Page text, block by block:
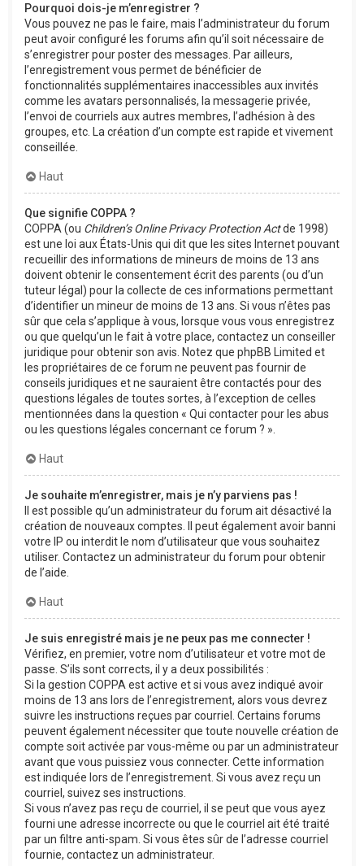
Pourquoi dois-je m’enregistrer ?
Vous pouvez ne pas le faire, mais l’administrateur du forum
peut avoir configuré les forums afin qu’il soit nécessaire de
s’enregistrer pour poster des messages. Par ailleurs,
l’enregistrement vous permet de bénéficier de
fonctionnalités supplémentaires inaccessibles aux invités
comme les avatars personnalisés, la messagerie privée,
l’envoi de courriels aux autres membres, l’adhésion à des
groupes, etc. La création d’un compte est rapide et vivement
conseillée.
Haut
Que signifie COPPA ?
COPPA (ou Children’s Online Privacy Protection Actde 1998)
est une loi aux États-Unis qui dit que les sites Internet pouvant
recueillir des informations de mineurs de moins de 13 ans
doivent obtenir le consentement écrit des parents (ou d’un
tuteur légal) pour la collecte de ces informations permettant
d’identifier un mineur de moins de 13 ans. Si vous n’êtes pas
sûr que cela s’applique à vous, lorsque vous vous enregistrez
ou que quelqu’un le fait à votre place, contactez un conseiller
juridique pour obtenir son avis. Notez que phpBB Limited et
les propriétaires de ce forum ne peuvent pas fournir de
conseils juridiques et ne sauraient être contactés pour des
questions légales de toutes sortes, à l’exception de celles
mentionnées dans la question « Qui contacter pour les abus
ou les questions légales concernant ce forum ? ».
Haut
Je souhaite m’enregistrer, mais je n’y parviens pas !
Il est possible qu’un administrateur du forum ait désactivé la
création de nouveaux comptes. Il peut également avoir banni
votre IP ou interdit le nom d’utilisateur que vous souhaitez
utiliser. Contactez un administrateur du forum pour obtenir
de l’aide.
Haut
Je suis enregistré mais je ne peux pas me connecter !
Vérifiez, en premier, votre nom d’utilisateur et votre mot de
passe. S’ils sont corrects, il y a deux possibilités :
Si la gestion COPPA est active et si vous avez indiqué avoir
moins de 13 ans lors de l’enregistrement, alors vous devrez
suivre les instructions reçues par courriel. Certains forums
peuvent également nécessiter que toute nouvelle création de
compte soit activée par vous-même ou par un administrateur
avant que vous puissiez vous connecter. Cette information
est indiquée lors de l’enregistrement. Si vous avez reçu un
courriel, suivez ses instructions.
Si vous n’avez pas reçu de courriel, il se peut que vous ayez
fourni une adresse incorrecte ou que le courriel ait été traité
par un filtre anti-spam. Si vous êtes sûr de l’adresse courriel
fournie, contactez un administrateur.